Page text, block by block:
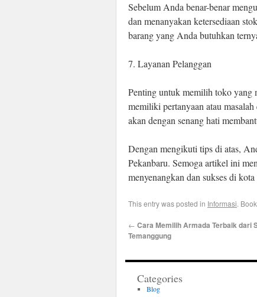
Sebelum Anda benar-benar
dan menanyakan ketersediaan
barang yang Anda butuhkan
7. Layanan Pelanggan
Penting untuk memilih toko yang
memiliki pertanyaan atau
akan dengan senang hati
Dengan mengikuti tips di atas,
Pekanbaru. Semoga artikel ini
menyenangkan dan sukses di
This entry was posted in Informasi.
← Cara Memilih Armada Terbaik dari
Temanggung
Categories
Blog